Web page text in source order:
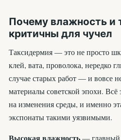
Почему влажность и
критичны для чучел
Таксидермия — это не просто
клей, вата, проволока, нередко
случае старых работ — и вовсе
материалы советской эпохи. Всё
на изменения среды, и именно
экспонаты такими уязвимыми.
— главный